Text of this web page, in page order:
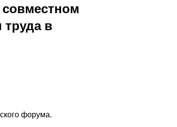
в
форума.